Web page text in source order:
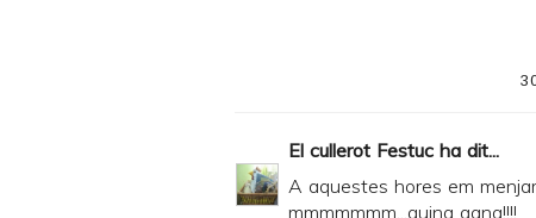
i
El cullerot Festuc ha dit...
A aquestes hores em
mmmmmmm...quina gana!!!!